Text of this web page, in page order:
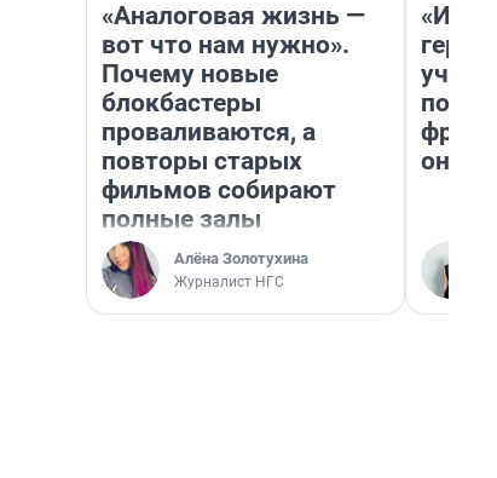
«Аналоговая жизнь —
вот что нам нужно».
Почему новые
блокбастеры
проваливаются, а
повторы старых
фильмов собирают
полные залы
Алёна Золотухина
Журналист НГС
учит
она